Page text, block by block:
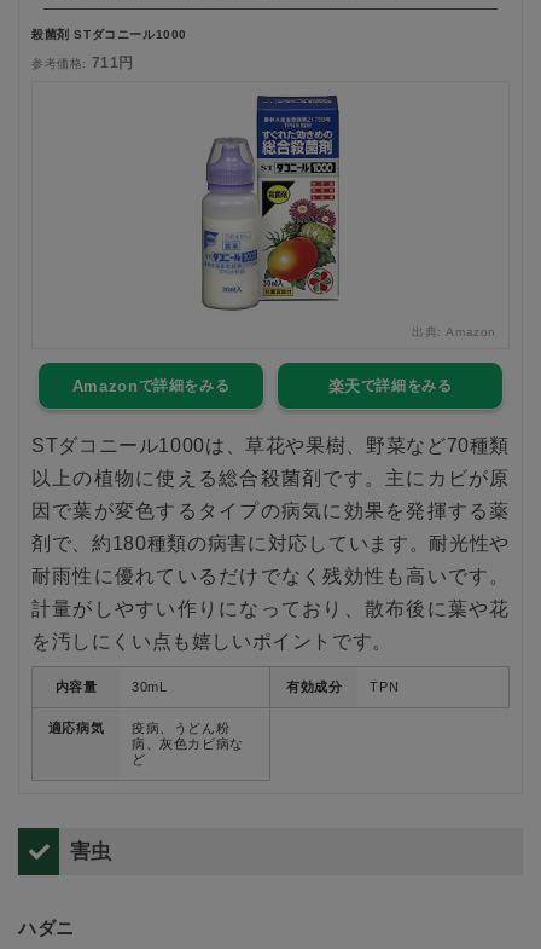
殺菌剤 STダコニール1000
参考価格: 711円
出典:Amazon
Amazon 楽天
STダコニール1000は、草花や果樹、野菜など70種類
以上の植物に使える総合殺菌剤です。主にカビが原
因で葉が変色するタイプの病気に効果を発揮する薬
剤で、約180種類の病害に対応しています。耐光性や
耐雨性に優れているだけでなく残効性も高いです。
計量がしやすい作りになっており、散布後に葉や花
を汚しにくい点も嬉しいポイントです。
内容量 30mL 有効成分 TPN
適応病気
疫病、うどん粉
病、灰色カビ病な
ど
害虫
ハダニ